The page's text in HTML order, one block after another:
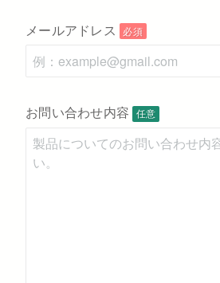
メールアドレス 必須
お問い合わせ内容 任意